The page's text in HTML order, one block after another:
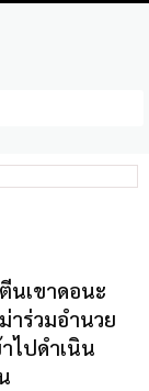
นเขาดอนะ
าร่วมอำนวย
ไปดำเนิน